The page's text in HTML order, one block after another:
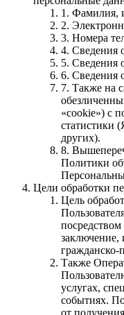
1. Фамилия,
2.
3. Номера
4. Сведения
5. Cведения
6. Сведения
7. Также на
«cookie») с
статистики
других).
8.
Политики
Цели обработки
Цель
заключение,
гражданско-
Также
услугах,
событиях.